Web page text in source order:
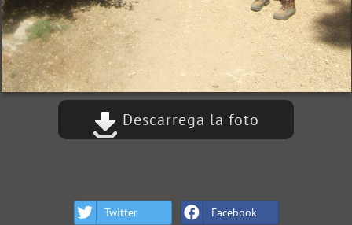
Descarrega la foto
Twitter Facebook